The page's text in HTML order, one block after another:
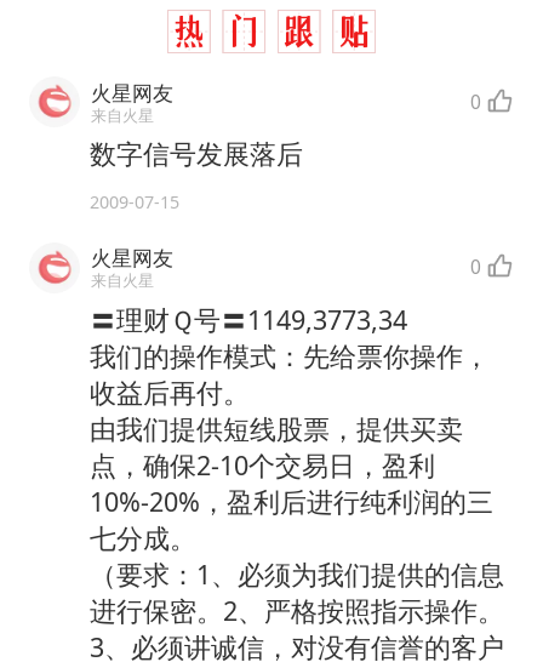
火星网友
来自火星 0
数字信号发展落后
2009-07-15
火星网友
来自火星 0
〓理财Ｑ号〓1149,3773,34
我们的操作模式：先给票你操作，
收益后再付。
由我们提供短线股票，提供买卖
点，确保2-10个交易日，盈利
10%-20%，盈利后进行纯利润的三
七分成。
（要求：1、必须为我们提供的信息
进行保密。2、严格按照指示操作。
3、必须讲诚信，对没有信誉的客户